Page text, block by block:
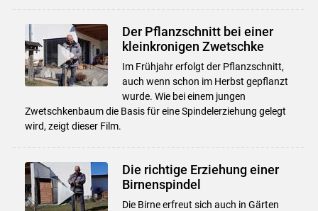
Der Pflanzschnitt bei einer
kleinkronigen Zwetschke
Im Frühjahr erfolgt der Pflanzschnitt,
auch wenn schon im Herbst gepflanzt
wurde. Wie bei einem jungen
Zwetschkenbaum die Basis für eine Spindelerziehung gelegt
wird, zeigt dieser Film.
Die richtige Erziehung einer
Birnenspindel
Die Birne erfreut sich auch in Gärten